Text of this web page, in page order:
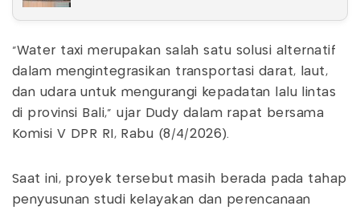
"Water taxi merupakan salah satu solusi alternatif
dalam mengintegrasikan transportasi darat, laut,
dan udara untuk mengurangi kepadatan lalu lintas
di provinsi Bali," ujar Dudy dalam rapat bersama
Komisi V DPR RI, Rabu (8/4/2026).
Saat ini, proyek tersebut masih berada pada tahap
penyusunan studi kelayakan dan perencanaan